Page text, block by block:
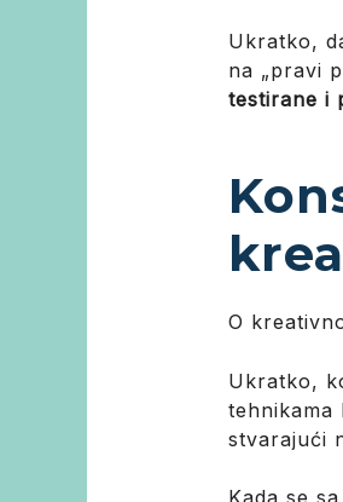
Ukratko,
na „pravi
testirane i
O
Ukratko,
tehnikama
stvarajući
Kada se